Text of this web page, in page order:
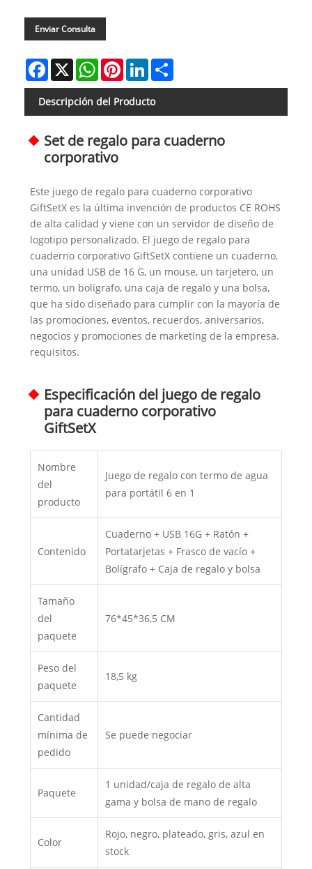
Enviar Consulta
Facebook
X WhatsAppPinterestLinkedIn
Descripción del Producto
Set de regalo para cuaderno
corporativo
Este juego de regalo para cuaderno corporativo
GiftSetX es la última invención de productos CE ROHS
de alta calidad y viene con un servidor de diseño de
logotipo personalizado. El juego de regalo para
cuaderno corporativo GiftSetX contiene un cuaderno,
una unidad USB de 16 G, un mouse, un tarjetero, un
termo, un bolígrafo, una caja de regalo y una bolsa,
que ha sido diseñado para cumplir con la mayoría de
las promociones, eventos, recuerdos, aniversarios,
negocios y promociones de marketing de la empresa.
requisitos.
Especificación del juego de regalo
para cuaderno corporativo
GiftSetX
Nombre
del
producto
Juego de regalo con termo de agua
para portátil 6 en 1
Contenido
Cuaderno + USB 16G + Ratón +
Portatarjetas + Frasco de vacío +
Bolígrafo + Caja de regalo y bolsa
Tamaño
del
paquete
76*45*36,5 CM
Peso del
paquete
18,5 kg
Cantidad
mínima de
pedido
Se puede negociar
Paquete
1 unidad/caja de regalo de alta
gama y bolsa de mano de regalo
Color
Rojo, negro, plateado, gris, azul en
stock